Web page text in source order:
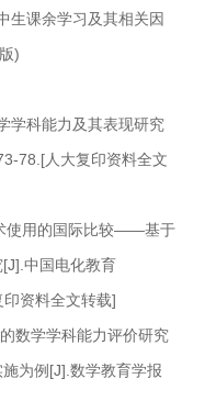
生课余学习及其相关因
)
学科能力及其表现研究
78.[人大复印资料全文
使用的国际比较——基于
中国电化教育
印资料全文转载]
数学学科能力评价研究
为例[J].数学教育学报